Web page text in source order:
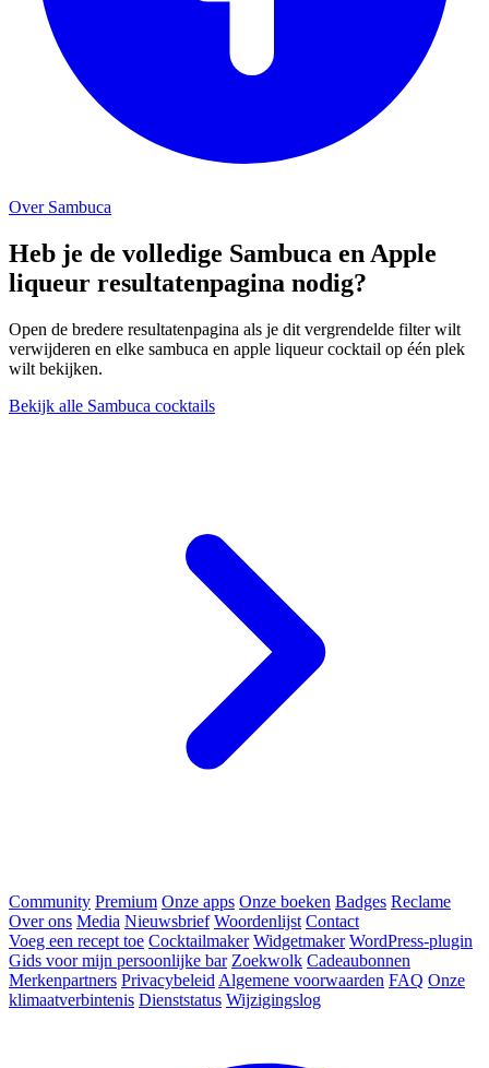
Over Sambuca
Heb je de volledige Sambuca en Apple
liqueur resultatenpagina nodig?
Open de bredere resultatenpagina als je dit vergrendelde filter wilt
verwijderen en elke sambuca en apple liqueur cocktail op één plek
wilt bekijken.
Bekijk alle Sambuca cocktails
Community Premium Onze apps Onze boeken Badges Reclame
Over ons Media Nieuwsbrief Woordenlijst Contact
Voeg een recept toe Cocktailmaker Widgetmaker WordPress-plugin
Gids voor mijn persoonlijke bar Zoekwolk Cadeaubonnen
Merkenpartners Privacybeleid Algemene voorwaarden FAQ Onze
klimaatverbintenis Dienststatus Wijzigingslog